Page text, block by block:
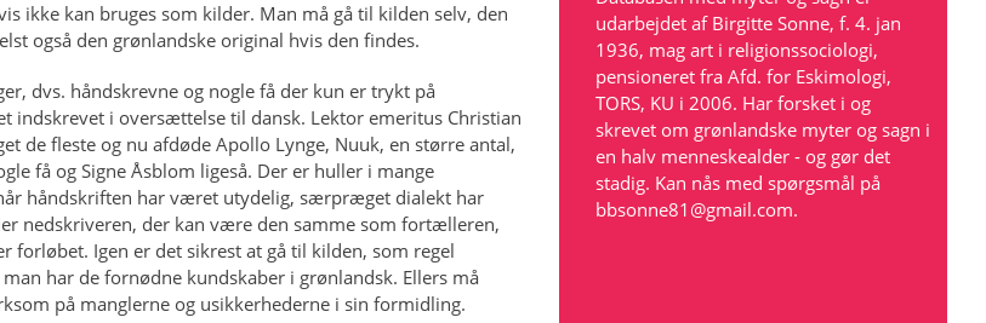
ikke kan bruges som kilder. Man må gå til kilden selv, den
også den grønlandske original hvis den findes.
dvs. håndskrevne og nogle få der kun er trykt på
indskrevet i oversættelse til dansk. Lektor emeritus Christian
de fleste og nu afdøde Apollo Lynge, Nuuk, en større antal,
få og Signe Åsblom ligeså. Der er huller i mange
håndskriften har været utydelig, særpræget dialekt har
nedskriveren, der kan være den samme som fortælleren,
forløbet. Igen er det sikrest at gå til kilden, som regel
har de fornødne kundskaber i grønlandsk. Ellers må
på manglerne og usikkerhederne i sin formidling.
udarbejdet af Birgitte Sonne, f. 4. jan
1936, mag art i religionssociologi,
pensioneret fra Afd. for Eskimologi,
TORS, KU i 2006. Har forsket i og
skrevet om grønlandske myter og sagn i
en halv menneskealder - og gør det
stadig. Kan nås med spørgsmål på
bbsonne81@gmail.com.